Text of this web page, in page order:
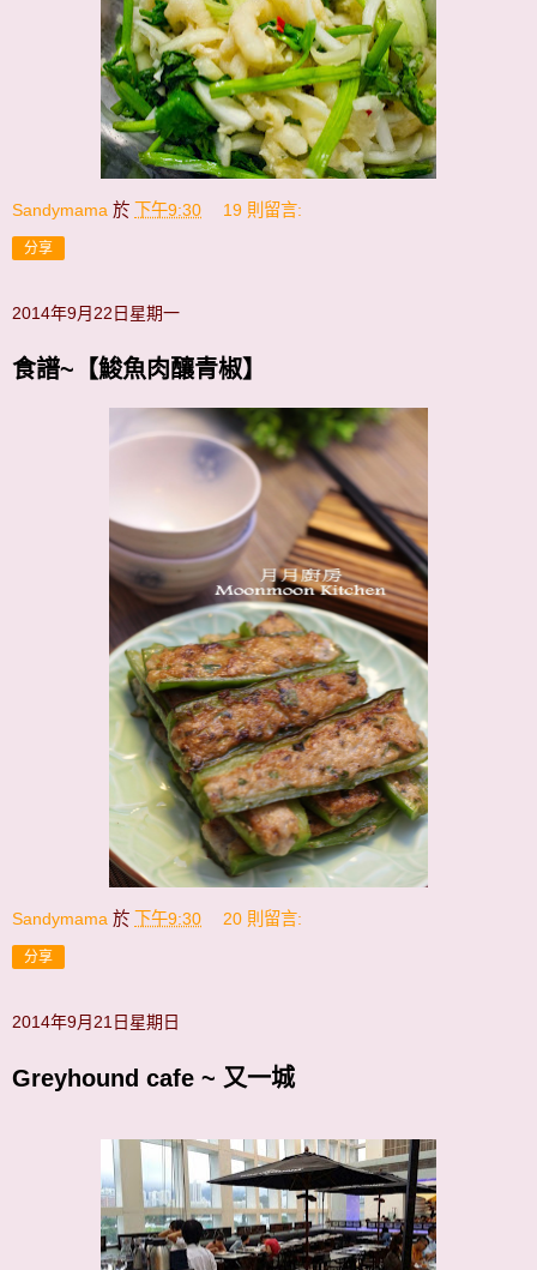
Sandymama 於 下午9:30 19 則留言:
分享
2014年9月22日星期一
食譜~【鮻魚肉釀青椒】
Sandymama 於 下午9:30 20 則留言:
分享
2014年9月21日星期日
Greyhound cafe ~ 又一城